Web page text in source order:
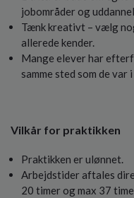
jobområder og
Tænk kreativt – vælg
allerede kender.
Mange elever har
samme sted som de var
Vilkår for praktikken
Praktikken er ulønnet.
Arbejdstider aftales
20 timer og max 37